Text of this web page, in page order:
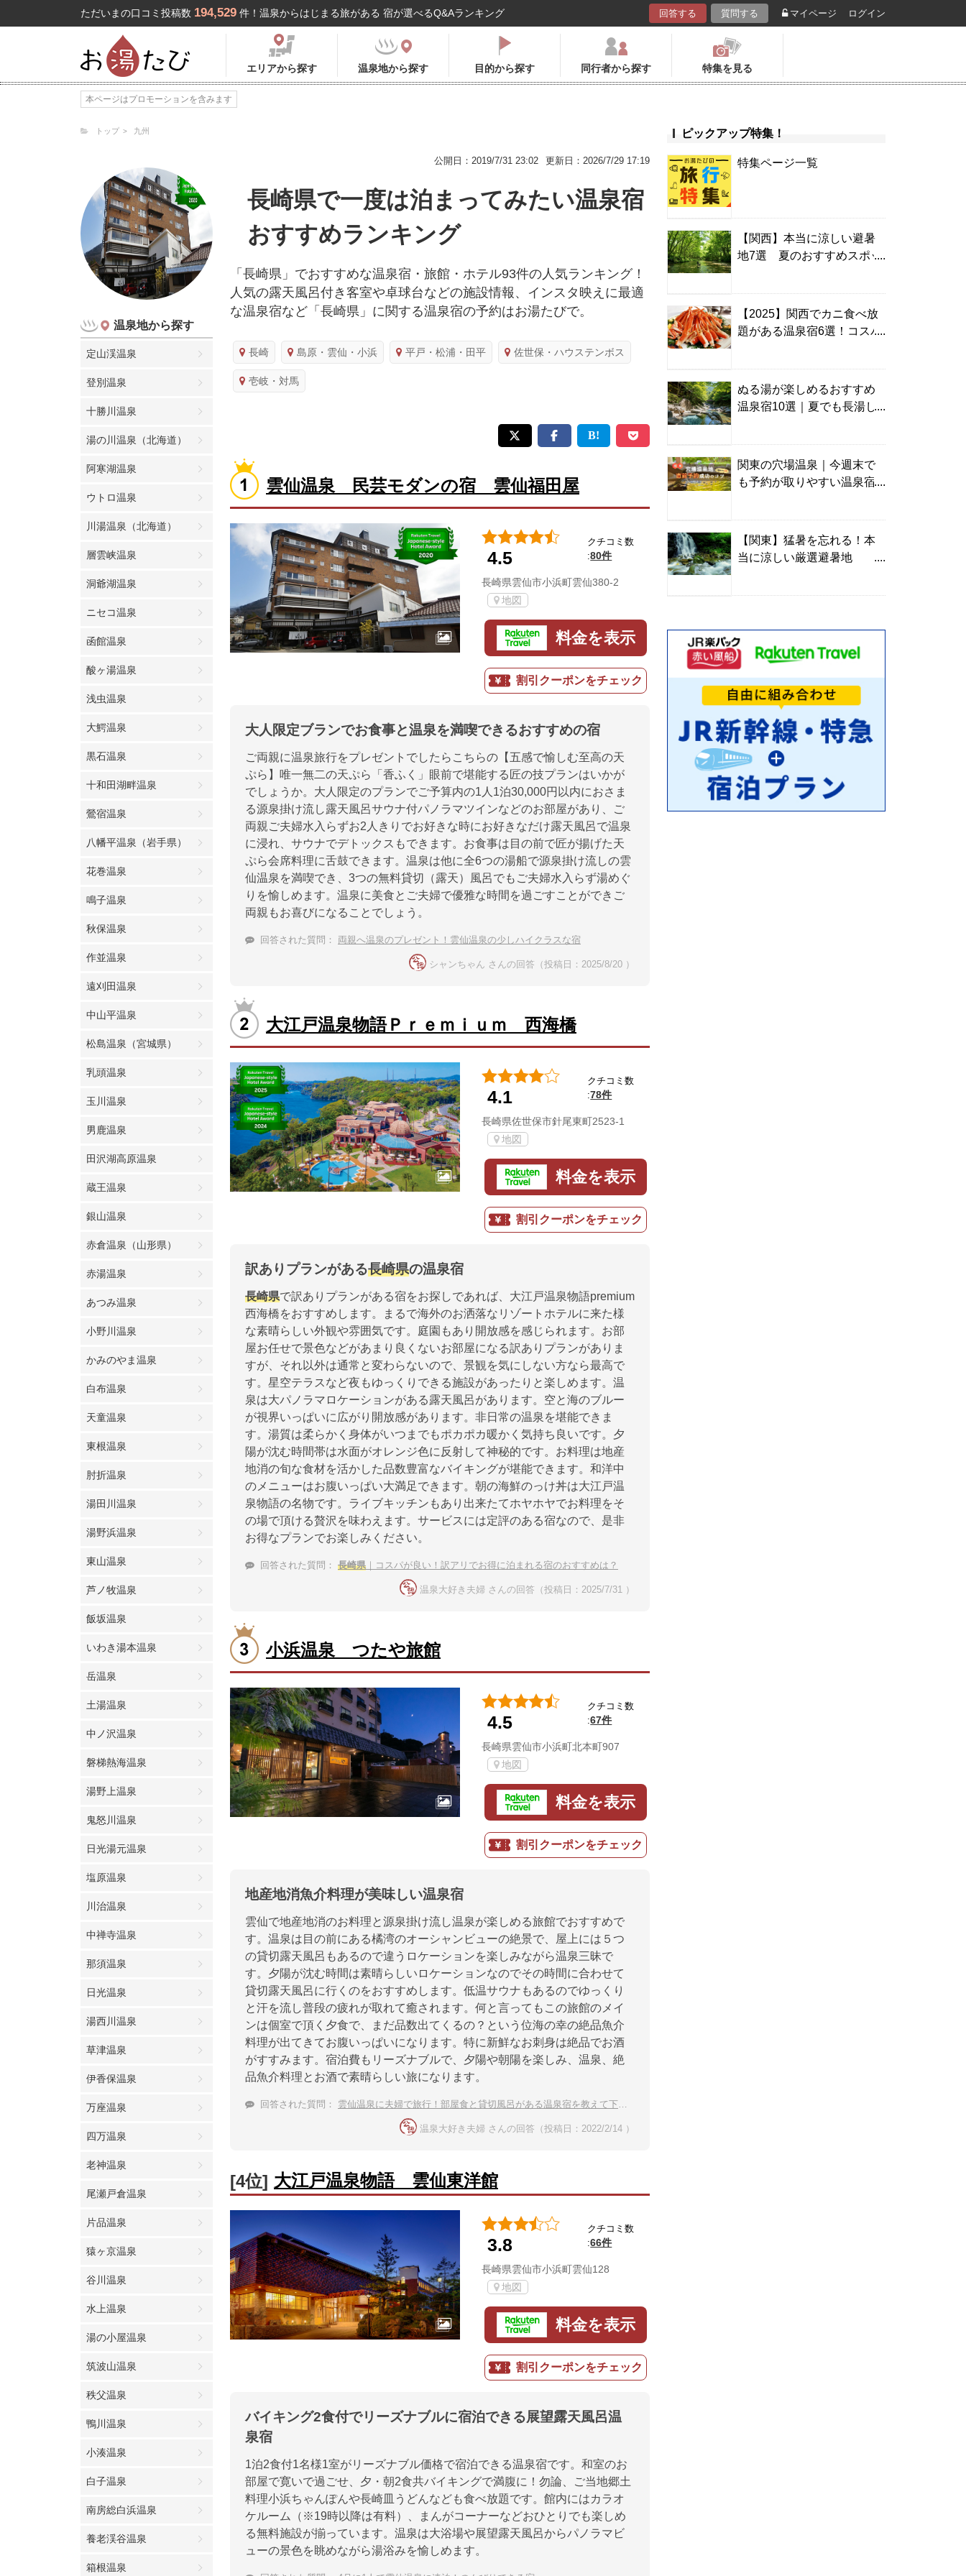
ただいまの口コミ投稿数 194,529 件！温泉からはじまる旅がある 宿が選べるQ&Aランキング 回答する 質問する マイページ ログイン
エリアから探す 温泉地から探す 目的から探す 同行者から探す 特集を見る
本ページはプロモーションを含みます
トップ 九州
公開日：2019/7/31 23:02 更新日：2026/7/29 17:19
温泉地から探す
定山渓温泉
登別温泉
十勝川温泉
湯の川温泉（北海道）
阿寒湖温泉
ウトロ温泉
川湯温泉（北海道）
層雲峡温泉
洞爺湖温泉
ニセコ温泉
函館温泉
酸ヶ湯温泉
浅虫温泉
大鰐温泉
黒石温泉
十和田湖畔温泉
鶯宿温泉
八幡平温泉（岩手県）
花巻温泉
鳴子温泉
秋保温泉
作並温泉
遠刈田温泉
中山平温泉
松島温泉（宮城県）
乳頭温泉
玉川温泉
男鹿温泉
田沢湖高原温泉
蔵王温泉
銀山温泉
赤倉温泉（山形県）
赤湯温泉
あつみ温泉
小野川温泉
かみのやま温泉
白布温泉
天童温泉
東根温泉
肘折温泉
湯田川温泉
湯野浜温泉
東山温泉
芦ノ牧温泉
飯坂温泉
いわき湯本温泉
岳温泉
土湯温泉
中ノ沢温泉
磐梯熱海温泉
湯野上温泉
鬼怒川温泉
日光湯元温泉
塩原温泉
川治温泉
中禅寺温泉
那須温泉
日光温泉
湯西川温泉
草津温泉
伊香保温泉
万座温泉
四万温泉
老神温泉
尾瀬戸倉温泉
片品温泉
猿ヶ京温泉
谷川温泉
水上温泉
湯の小屋温泉
筑波山温泉
秩父温泉
鴨川温泉
小湊温泉
白子温泉
南房総白浜温泉
養老渓谷温泉
箱根温泉
長崎県で一度は泊まってみたい温泉宿
おすすめランキング
「長崎県」でおすすめな温泉宿・旅館・ホテル93件の人気ランキング！
人気の露天風呂付き客室や卓球台などの施設情報、インスタ映えに最適
な温泉宿など「長崎県」に関する温泉宿の予約はお湯たびで。
長崎 島原・雲仙・小浜 平戸・松浦・田平 佐世保・ハウステンボス
壱岐・対馬
雲仙温泉 民芸モダンの宿 雲仙福田屋
4.5
クチコミ数
:80件
長崎県雲仙市小浜町雲仙380-2
地図
料金を表示
割引クーポンをチェック
大人限定ブランでお食事と温泉を満喫できるおすすめの宿
ご両親に温泉旅行をプレゼントでしたらこちらの【五感で愉しむ至高の天
ぷら】唯一無二の天ぷら「香ふく」眼前で堪能する匠の技プランはいかが
でしょうか。大人限定のプランでご予算内の1人1泊30,000円以内におさま
る源泉掛け流し露天風呂サウナ付パノラマツインなどのお部屋があり、ご
両親ご夫婦水入らずお2人きりでお好きな時にお好きなだけ露天風呂で温泉
に浸れ、サウナでデトックスもできます。お食事は目の前で匠が揚げた天
ぷら会席料理に舌鼓できます。温泉は他に全6つの湯船で源泉掛け流しの雲
仙温泉を満喫でき、3つの無料貸切（露天）風呂でもご夫婦水入らず湯めぐ
りを愉しめます。温泉に美食とご夫婦で優雅な時間を過ごすことができご
両親もお喜びになることでしょう。
回答された質問： 両親へ温泉のプレゼント！雲仙温泉の少しハイクラスな宿
シャンちゃん さんの回答（投稿日：2025/8/20 ）
大江戸温泉物語Ｐｒｅｍｉｕｍ 西海橋
4.1
クチコミ数
:78件
長崎県佐世保市針尾東町2523-1
地図
料金を表示
割引クーポンをチェック
訳ありプランがある長崎県の温泉宿
長崎県で訳ありプランがある宿をお探しであれば、大江戸温泉物語premium
西海橋をおすすめします。まるで海外のお洒落なリゾートホテルに来た様
な素晴らしい外観や雰囲気です。庭園もあり開放感を感じられます。お部
屋お任せで景色などがあまり良くないお部屋になる訳ありプランがありま
すが、それ以外は通常と変わらないので、景観を気にしない方なら最高で
す。星空テラスなど夜もゆっくりできる施設があったりと楽しめます。温
泉は大パノラマロケーションがある露天風呂があります。空と海のブルー
が視界いっぱいに広がり開放感があります。非日常の温泉を堪能できま
す。湯質は柔らかく身体がいつまでもポカポカ暖かく気持ち良いです。夕
陽が沈む時間帯は水面がオレンジ色に反射して神秘的です。お料理は地産
地消の旬な食材を活かした品数豊富なバイキングが堪能できます。和洋中
のメニューはお腹いっぱい大満足できます。朝の海鮮のっけ丼は大江戸温
泉物語の名物です。ライブキッチンもあり出来たてホヤホヤでお料理をそ
の場で頂ける贅沢を味わえます。サービスには定評のある宿なので、是非
お得なプランでお楽しみください。
回答された質問： 長崎県 ｜コスパが良い！訳アリでお得に泊まれる宿のおすすめは？
温泉大好き夫婦 さんの回答（投稿日：2025/7/31 ）
小浜温泉 つたや旅館
4.5
クチコミ数
:67件
長崎県雲仙市小浜町北本町907
地図
料金を表示
割引クーポンをチェック
地産地消魚介料理が美味しい温泉宿
雲仙で地産地消のお料理と源泉掛け流し温泉が楽しめる旅館でおすすめで
す。温泉は目の前にある橘湾のオーシャンビューの絶景で、屋上には５つ
の貸切露天風呂もあるので違うロケーションを楽しみながら温泉三昧で
す。夕陽が沈む時間は素晴らしいロケーションなのでその時間に合わせて
貸切露天風呂に行くのをおすすめします。低温サウナもあるのでゆっくり
と汗を流し普段の疲れが取れて癒されます。何と言ってもこの旅館のメイ
ンは個室で頂く夕食で、まだ品数出てくるの？という位海の幸の絶品魚介
料理が出てきてお腹いっぱいになります。特に新鮮なお刺身は絶品でお酒
がすすみます。宿泊費もリーズナブルで、夕陽や朝陽を楽しみ、温泉、絶
品魚介料理とお酒で素晴らしい旅になります。
回答された質問： 雲仙温泉に夫婦で旅行！部屋食と貸切風呂がある温泉宿を教えて下さい。
温泉大好き夫婦 さんの回答（投稿日：2022/2/14 ）
[4位] 大江戸温泉物語 雲仙東洋館
3.8
クチコミ数
:66件
長崎県雲仙市小浜町雲仙128
地図
料金を表示
割引クーポンをチェック
バイキング2食付でリーズナブルに宿泊できる展望露天風呂温
泉宿
1泊2食付1名様1室がリーズナブル価格で宿泊できる温泉宿です。和室のお
部屋で寛いで過ごせ、夕・朝2食共バイキングで満腹に！勿論、ご当地郷土
料理小浜ちゃんぽんや長崎皿うどんなども食べ放題です。館内にはカラオ
ケルーム（※19時以降は有料）、まんがコーナーなどおひとりでも楽しめ
る無料施設が揃っています。温泉は大浴場や展望露天風呂からパノラマビ
ューの景色を眺めながら湯浴みを愉しめます。
ピックアップ特集！
特集ページ一覧
【関西】本当に涼しい避暑
地7選 夏のおすすめスポッ
【2025】関西でカニ食べ放
題がある温泉宿6選！コスパ
ぬる湯が楽しめるおすすめ
温泉宿10選｜夏でも長湯し
関東の穴場温泉｜今週末で
も予約が取りやすい温泉宿
【関東】猛暑を忘れる！本
当に涼しい厳選避暑地